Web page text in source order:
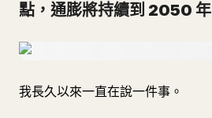
點，通膨將持續到 2050 年
我長久以來一直在說一件事。